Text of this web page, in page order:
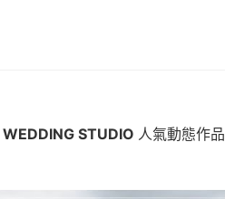
WEDDING STUDIO 人氣動態作品